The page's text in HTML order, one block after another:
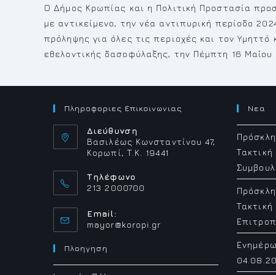
Ο Δήμος Κρωπίας και η Πολιτική Προστασία
με αντικείμενο, την νέα αντιπυρική περίοδο
πρόληψης για όλες τις περιοχές και τον
εθελοντικής δασοφύλαξης, την Πέμπτη 16
Πληροφοριες Επικοινωνιας
Διεύθυνση
Βασιλέως Κωνσταντίνου 47,
Κορωπί, Τ.Κ. 19441
Τηλέφωνο
213 2000700
Email:
mayor@koropi.gr
Πλοηγηση
Νεα